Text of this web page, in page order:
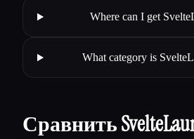
Where can I get
What category is
Сравнить